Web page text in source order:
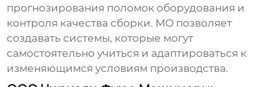
прогнозирования поломок оборудования и
контроля качества сборки. МО позволяет
создавать системы, которые могут
самостоятельно учиться и адаптироваться к
изменяющимся условиям производства.